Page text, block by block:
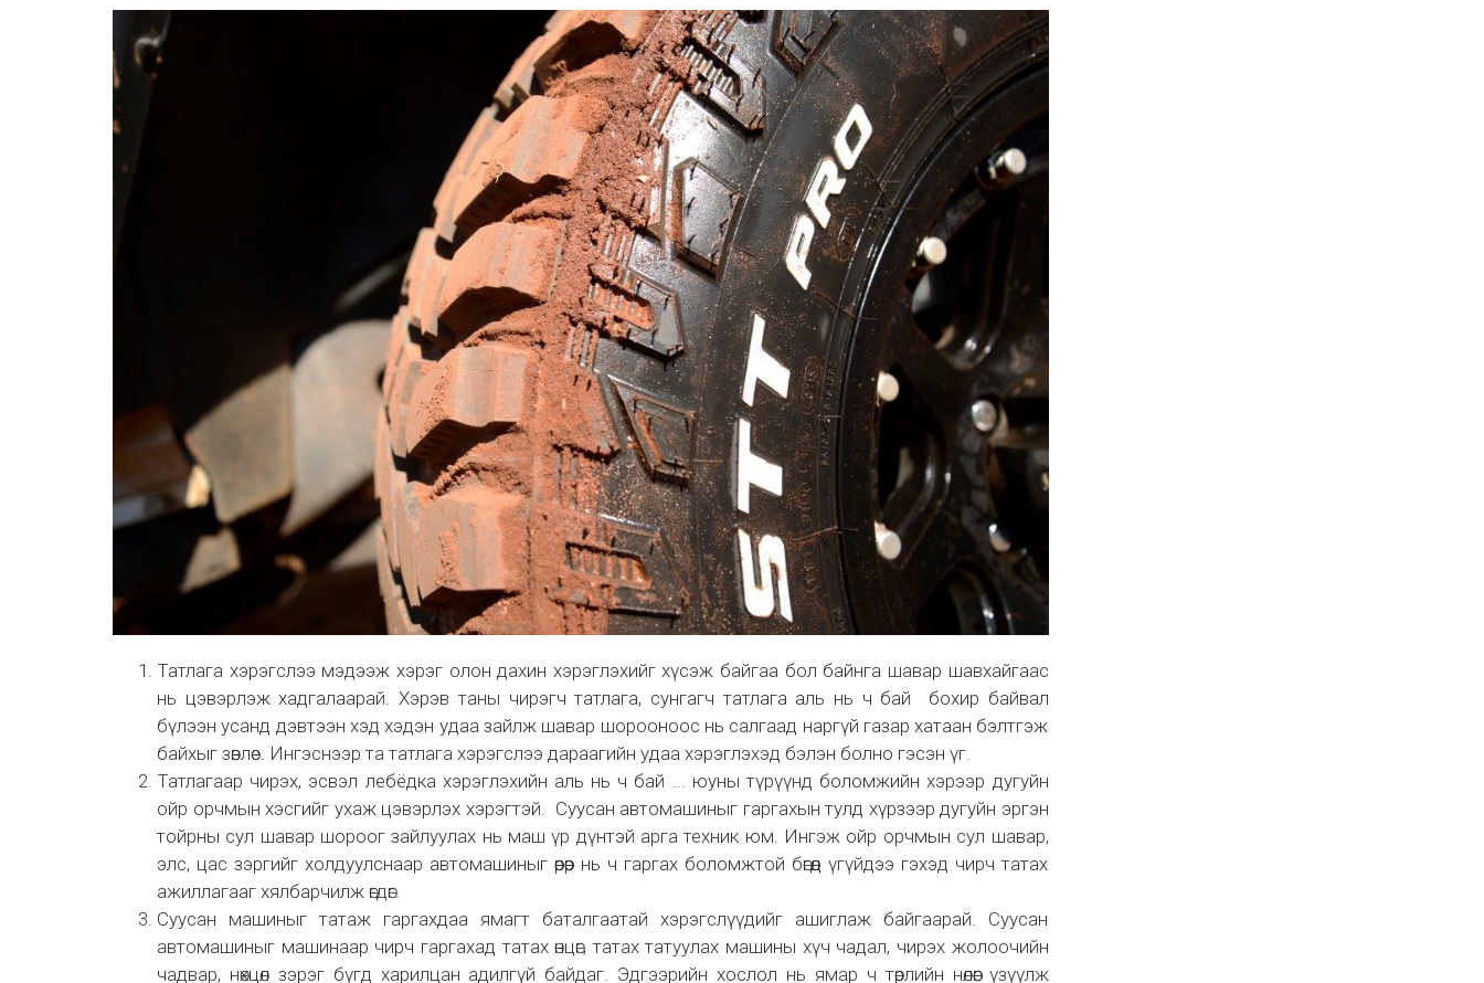
Татлага хэрэгслээ мэдээж хэрэг олон дахин хэрэглэхийг хүсэж байгаа бол байнга шавар шавхайгаас
нь цэвэрлэж хадгалаарай. Хэрэв таны чирэгч татлага, сунгагч татлага аль нь ч бай бохир байвал
бүлээн усанд дэвтээн хэд хэдэн удаа зайлж шавар шорооноос нь салгаад наргүй газар хатаан бэлтгэж
байхыг зөвлөе. Ингэснээр та татлага хэрэгслээ дараагийн удаа хэрэглэхэд бэлэн болно гэсэн үг.
Татлагаар чирэх, эсвэл лебёдка хэрэглэхийн аль нь ч бай ... юуны түрүүнд боломжийн хэрээр дугуйн
ойр орчмын хэсгийг ухаж цэвэрлэх хэрэгтэй. Суусан автомашиныг гаргахын тулд хүрзээр дугуйн эргэн
тойрны сул шавар шороог зайлуулах нь маш үр дүнтэй арга техник юм. Ингэж ойр орчмын сул шавар,
элс, цас зэргийг холдуулснаар автомашиныг өөрөөр нь ч гаргах боломжтой бөгөөд үгүйдээ гэхэд чирч татах
ажиллагааг хялбарчилж өгдөг.
Суусан машиныг татаж гаргахдаа ямагт баталгаатай хэрэгслүүдийг ашиглаж байгаарай. Суусан
автомашиныг машинаар чирч гаргахад татах өнцөг, татах татуулах машины хүч чадал, чирэх жолоочийн
чадвар, нөхцөл зэрэг бүгд харилцан адилгүй байдаг. Эдгээрийн хослол нь ямар ч төрлийн нөлөөг үзүүлж